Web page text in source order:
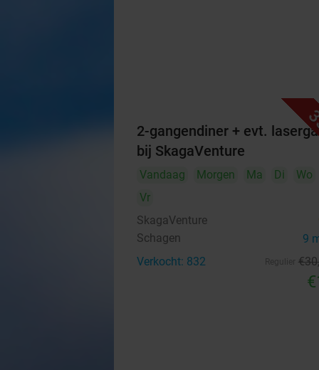
2-gangendiner + evt.
bij SkagaVenture
Vandaag Morgen Ma Di Wo
Vr
SkagaVenture
Schagen 9
Verkocht: 832 €30